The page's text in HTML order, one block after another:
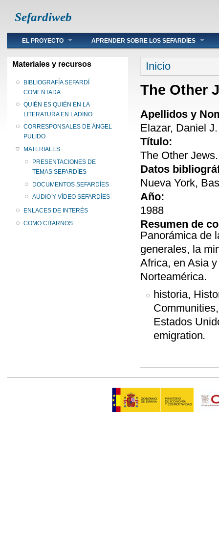
Sefardiweb
Main menu
EL PROYECTO APRENDER SOBRE LOS SEFARDÍES
Materiales y recursos
BIBLIOGRAFÍA SEFARDÍ
COMENTADA
QUIÉN ES QUIÉN EN LA
LITERATURA EN LADINO
CORRESPONSALES DE ÁNGEL
PULIDO
MATERIALES
PRESENTACIONES DE
TEMAS SEFARDÍES
DOCUMENTOS SEFARDÍES
AUDIO Y VÍDEO SEFARDÍES
ENLACES DE INTERÉS
COMO CITARNOS
Se encuentra
Inicio
The Other
Apellidos y
Elazar, Daniel J.
Título:
The Other
Datos
Nueva York,
Año:
1988
Resumen de
Panorámica de
generales, la
Africa, en Asia
Norteamérica.
historia,
Estados
emigration.